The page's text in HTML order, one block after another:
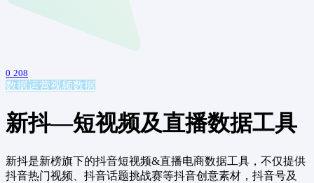
0 208
数据运营视频数据
新抖—短视频及直播数据工具
新抖是新榜旗下的抖音短视频&直播电商数据工具，不仅提供
抖音热门视频、抖音话题挑战赛等抖音创意素材，抖音号及